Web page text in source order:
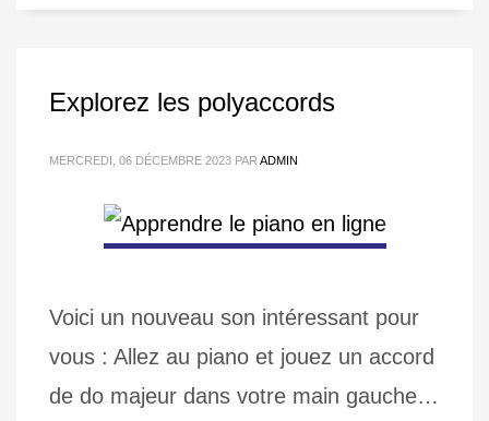
Explorez les polyaccords
MERCREDI, 06 DÉCEMBRE 2023 PAR ADMIN
Voici un nouveau son intéressant pour
vous : Allez au piano et jouez un accord
de do majeur dans votre main gauche…